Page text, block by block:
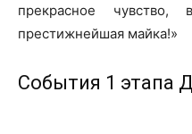
прекрасное
престижнейшая майка!»
События 1 этапа